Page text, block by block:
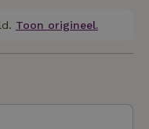
Toon origineel.